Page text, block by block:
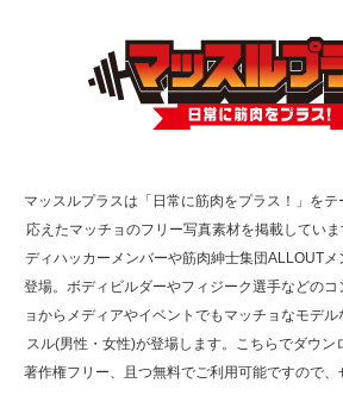
TOKYO FMラジオ番組
で紹介さ…
た（6/8放送）
マッスルプラスは「日常に筋肉をプラス！」を
応えたマッチョのフリー写真素材を掲載してい
ディハッカーメンバーや筋肉紳士集団ALLOUT
登場。ボディビルダーやフィジーク選手などの
ョからメディアやイベントでもマッチョなモデ
スル(男性・女性)が登場します。こちらでダウン
著作権フリー、且つ無料でご利用可能ですので、